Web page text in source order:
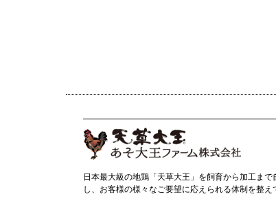
日本最大級の地鶏「天草大王」を飼育から加工ま
し、お客様の様々なご要望に応えられる体制を整え